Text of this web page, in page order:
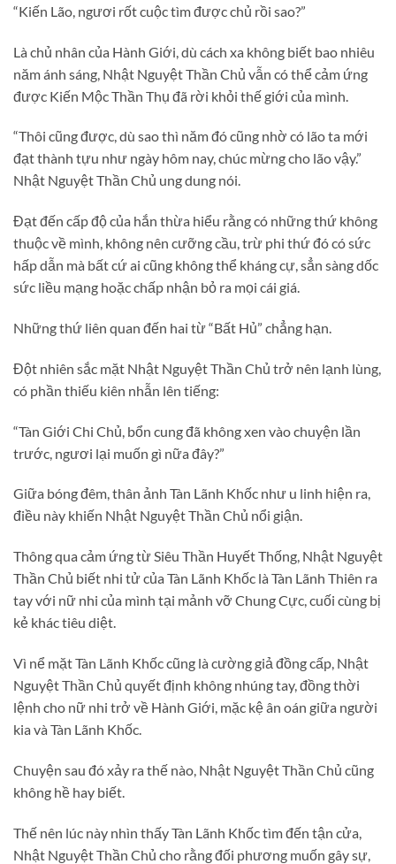
“Kiến Lão, ngươi rốt cuộc tìm được chủ rồi sao?”
Là chủ nhân của Hành Giới, dù cách xa không biết bao nhiêu
năm ánh sáng, Nhật Nguyệt Thần Chủ vẫn có thể cảm ứng
được Kiến Mộc Thần Thụ đã rời khỏi thế giới của mình.
“Thôi cũng được, dù sao thì năm đó cũng nhờ có lão ta mới
đạt thành tựu như ngày hôm nay, chúc mừng cho lão vậy.”
Nhật Nguyệt Thần Chủ ung dung nói.
Đạt đến cấp độ của hắn thừa hiểu rằng có những thứ không
thuộc về mình, không nên cưỡng cầu, trừ phi thứ đó có sức
hấp dẫn mà bất cứ ai cũng không thể kháng cự, sẳn sàng dốc
sức liều mạng hoặc chấp nhận bỏ ra mọi cái giá.
Những thứ liên quan đến hai từ “Bất Hủ” chẳng hạn.
Đột nhiên sắc mặt Nhật Nguyệt Thần Chủ trở nên lạnh lùng,
có phần thiếu kiên nhẫn lên tiếng:
“Tàn Giới Chi Chủ, bổn cung đã không xen vào chuyện lần
trước, ngươi lại muốn gì nữa đây?”
Giữa bóng đêm, thân ảnh Tàn Lãnh Khốc như u linh hiện ra,
điều này khiến Nhật Nguyệt Thần Chủ nổi giận.
Thông qua cảm ứng từ Siêu Thần Huyết Thống, Nhật Nguyệt
Thần Chủ biết nhi tử của Tàn Lãnh Khốc là Tàn Lãnh Thiên ra
tay với nữ nhi của mình tại mảnh vỡ Chung Cực, cuối cùng bị
kẻ khác tiêu diệt.
Vì nể mặt Tàn Lãnh Khốc cũng là cường giả đồng cấp, Nhật
Nguyệt Thần Chủ quyết định không nhúng tay, đồng thời
lệnh cho nữ nhi trở về Hành Giới, mặc kệ ân oán giữa người
kia và Tàn Lãnh Khốc.
Chuyện sau đó xảy ra thế nào, Nhật Nguyệt Thần Chủ cũng
không hề hay biết.
Thế nên lúc này nhìn thấy Tàn Lãnh Khốc tìm đến tận cửa,
Nhật Nguyệt Thần Chủ cho rằng đối phương muốn gây sự,